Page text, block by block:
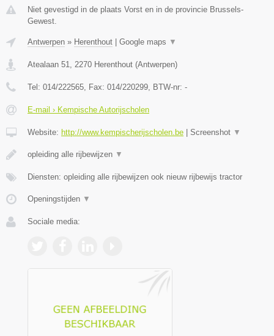
Niet gevestigd in de plaats Vorst en in de provincie Brussels-
Gewest.
Antwerpen » Herenthout | Google maps ▼
Atealaan 51 2270 Herenthout (Antwerpen)
Tel: 014/222565 , Fax: 014/220299 , BTW-nr: -
E-mail › Kempische Autorijscholen
Website: http://www.kempischerijscholen.be | Screenshot ▼
opleiding alle rijbewijzen ▼
Diensten: opleiding alle rijbewijzen ook nieuw rijbewijs tractor
Openingstijden ▼
Sociale media: